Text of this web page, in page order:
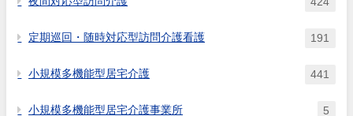
定期巡回・随時対応型訪問介護看護 191
小規模多機能型居宅介護 441
小規模多機能型居宅介護事業所 5